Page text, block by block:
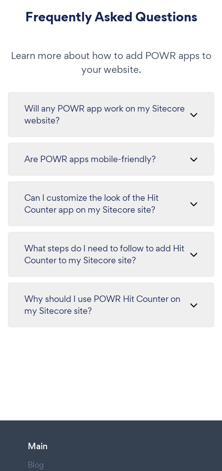
Frequently Asked Questions
Learn more about how to add POWR apps to
your website.
Will any POWR app work on my Sitecore
website?
Are POWR apps mobile-friendly?
Can I customize the look of the Hit
Counter app on my Sitecore site?
What steps do I need to follow to add Hit
Counter to my Sitecore site?
Why should I use POWR Hit Counter on
my Sitecore site?
Main
Blog